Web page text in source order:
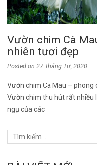
Vườn chim Cà
nhiên tươi đẹp
Posted on 27 Tháng Tư, 2020
Vườn chim Cà Mau – phong
Vườn chim thu hút rất nhiều
ngụ của các